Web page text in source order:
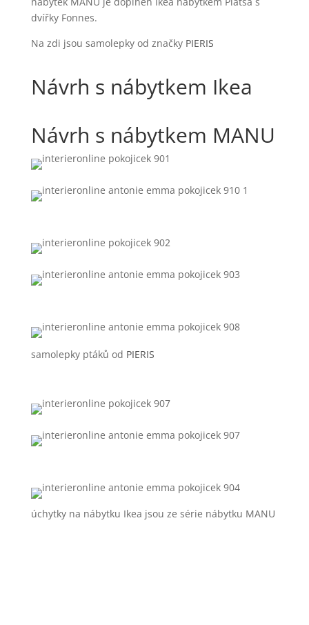
dvířky Fonnes.
Na zdi jsou samolepky od značky PIERIS
Návrh s nábytkem Ikea
Návrh s nábytkem MANU
samolepky ptáků od PIERIS
úchytky na nábytku Ikea jsou ze série nábytku MANU